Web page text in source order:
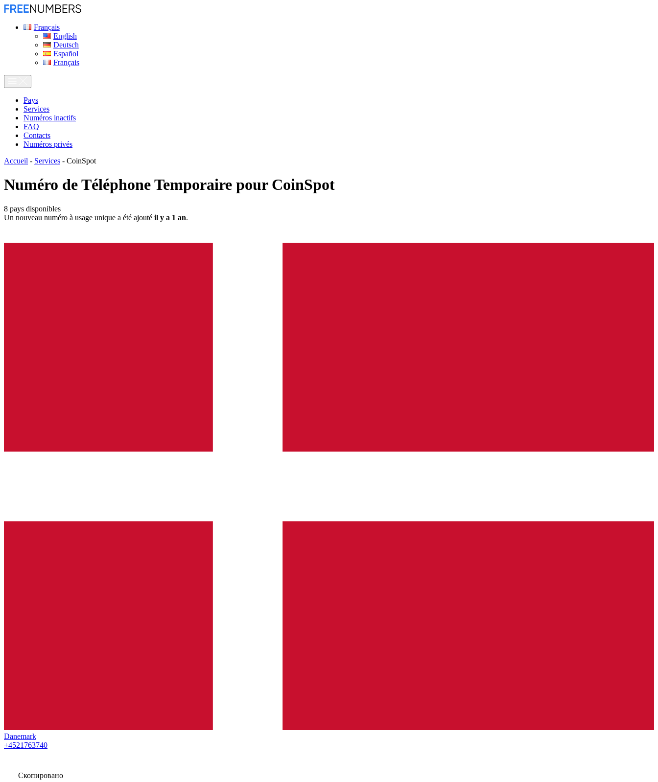
Français
English
Deutsch
Español
Français
Pays
Services
Numéros inactifs
FAQ
Contacts
Numéros privés
Accueil - Services - CoinSpot
Numéro de Téléphone Temporaire pour CoinSpot
8 pays disponibles
Un nouveau numéro à usage unique a été ajouté il y a 1 an.
Danemark
+4521763740
Скопировано